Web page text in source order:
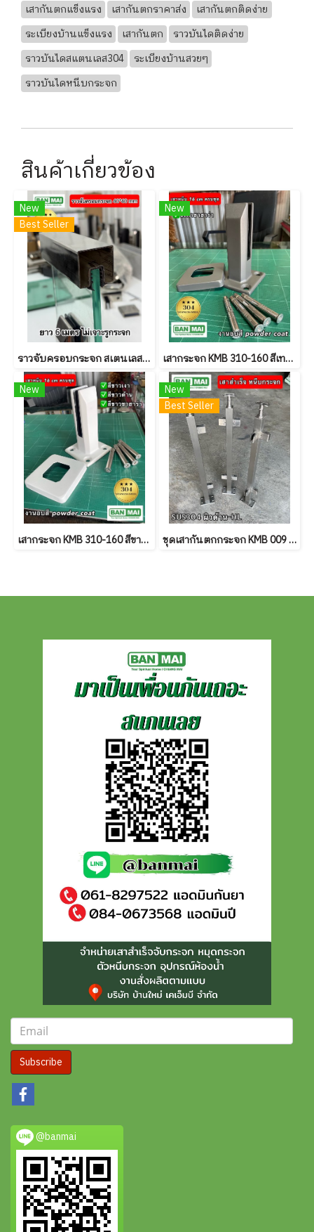
เสากันตกแข็งแรง
เสากันตกราคาส่ง
เสากันตกติดง่าย
ระเบียงบ้านแข็งแรง
เสากันตก
ราวบันไดติดง่าย
ราวบันไดสแตนเลส304
ระเบียงบ้านสวยๆ
ราวบันไดหนีบกระจก
สินค้าเกี่ยวข้อง
New
Best Seller
ราวจับครอบกระจก สเตนเลส 304
New
เสากระจก KMB 310-160 สีเทาซาฮาร่า Powder coat
New
เสากระจก KMB 310-160 สีขาว Powder coat
New
Best Seller
ชุดเสากันตกกระจก KMB 009 ผิวด้าน
Subscribe
@banmai